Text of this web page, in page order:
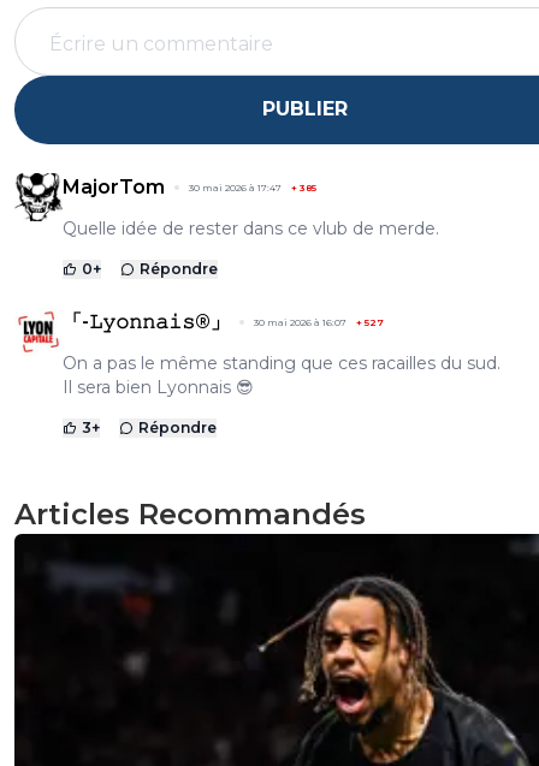
PUBLIER
MajorTom 30 mai 2026 à 17:47 + 385
Quelle idée de rester dans ce vlub de merde.
0+ Répondre
「-𝙻𝚢𝚘𝚗𝚗𝚊𝚒𝚜®」 30 mai 2026 à 16:07 + 527
On a pas le même standing que ces racailles du sud.
Il sera bien Lyonnais 😎
3+ Répondre
Articles Recommandés